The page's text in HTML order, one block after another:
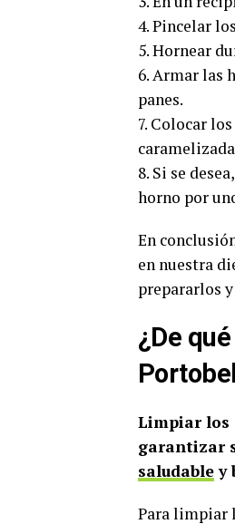
4. Pincelar
5. Hornear
6. Armar las
panes.
7. Colocar
8. Si se
horno por
En
en nuestra
prepararlos
¿De
Limpiar los
garantizar
saludabley
Para limpiar